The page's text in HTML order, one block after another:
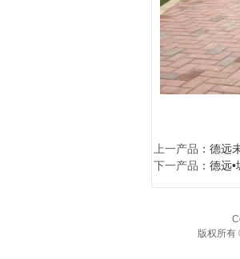
上一产品 ： 德远
下一产品 ： 德远•
版权所有